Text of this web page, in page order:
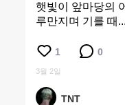
햇빛이 앞마당의
루만지며 기를 때...
1 0
3월 2일
TNT